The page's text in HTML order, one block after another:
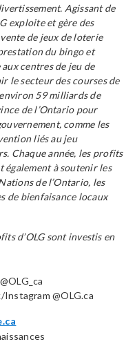
Agissant de
exploite et gère des
de jeux de loterie
du bingo et
centres de jeu de
le secteur des courses de
59 milliards de
de l’Ontario pour
comme les
liés au jeu
Chaque année, les profits
également à soutenir les
de l’Ontario, les
de bienfaisance locaux
d’OLG sont investis en
@OLG.ca